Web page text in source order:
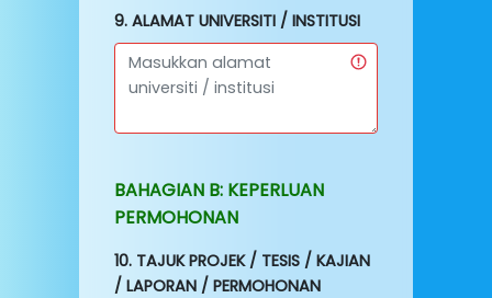
9. ALAMAT UNIVERSITI / INSTITUSI
BAHAGIAN B: KEPERLUAN
PERMOHONAN
10. TAJUK PROJEK / TESIS / KAJIAN
/ LAPORAN / PERMOHONAN